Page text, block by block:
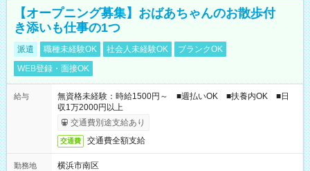
【オープニング募集】おばあちゃんのお散歩付
き添いも仕事の1つ
派遣 職種未経験OK 社会人未経験OK
ブランクOK
WEB登録・面接OK
給与
無資格未経験：時給1500円～ ■週払いOK ■扶養内OK ■日
収1万2000円以上
交通費別途支給あり
交通費 交通費全額支給
勤務地
横浜市南区